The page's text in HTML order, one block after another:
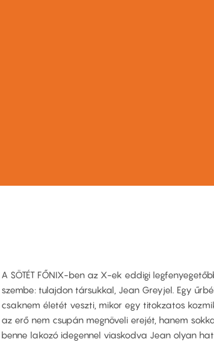
A SÖTÉT FŐNIX-ben az X-ek eddigi
szembe: tulajdon társukkal, Jean Greyjel. Egy
csaknem életét veszti, mikor egy titokzatos
az erő nem csupán megnöveli erejét, hanem
benne lakozó idegennel viaskodva Jean olyan